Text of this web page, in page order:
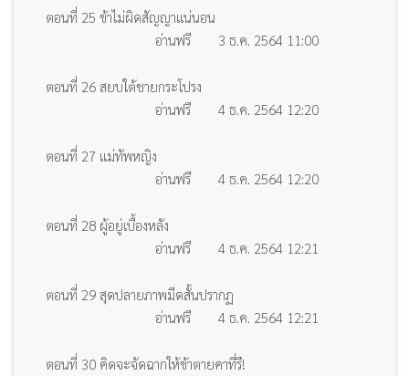
ตอนที่ 25 ข้าไม่ผิดสัญญาแน่นอน
อ่านฟรี
3 ธ.ค. 2564 11:00
ตอนที่ 26 สยบใต้ชายกระโปรง
อ่านฟรี
4 ธ.ค. 2564 12:20
ตอนที่ 27 แม่ทัพหญิง
อ่านฟรี
4 ธ.ค. 2564 12:20
ตอนที่ 28 ผู้อยู่เบื้องหลัง
อ่านฟรี
4 ธ.ค. 2564 12:21
ตอนที่ 29 สุดปลายภาพมีดสั้นปรากฏ
อ่านฟรี
4 ธ.ค. 2564 12:21
ตอนที่ 30 คิดจะจัดฉากให้ข้าตายคาที่รึ!